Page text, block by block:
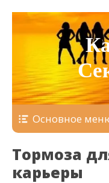
Основное
Тормоза
карьеры